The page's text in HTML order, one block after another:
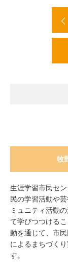
牧
生涯学習市民セ
民の学習活動や
ミュニティ活動
て学びつつける
動を通じて、市
によるまちづく
す。